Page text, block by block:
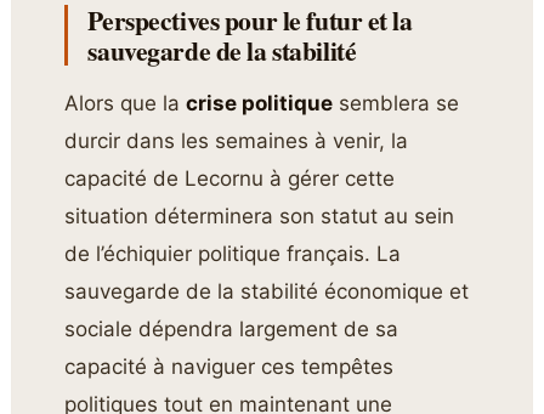
Perspectives pour le futur et la
sauvegarde de la stabilité
Alors que lacrise politique semblera se
durcir dans les semaines à venir, la
capacité de Lecornu à gérer cette
situation déterminera son statut au sein
de l’échiquier politique français. La
sauvegarde de la stabilité économique et
sociale dépendra largement de sa
capacité à naviguer ces tempêtes
politiques tout en maintenant une